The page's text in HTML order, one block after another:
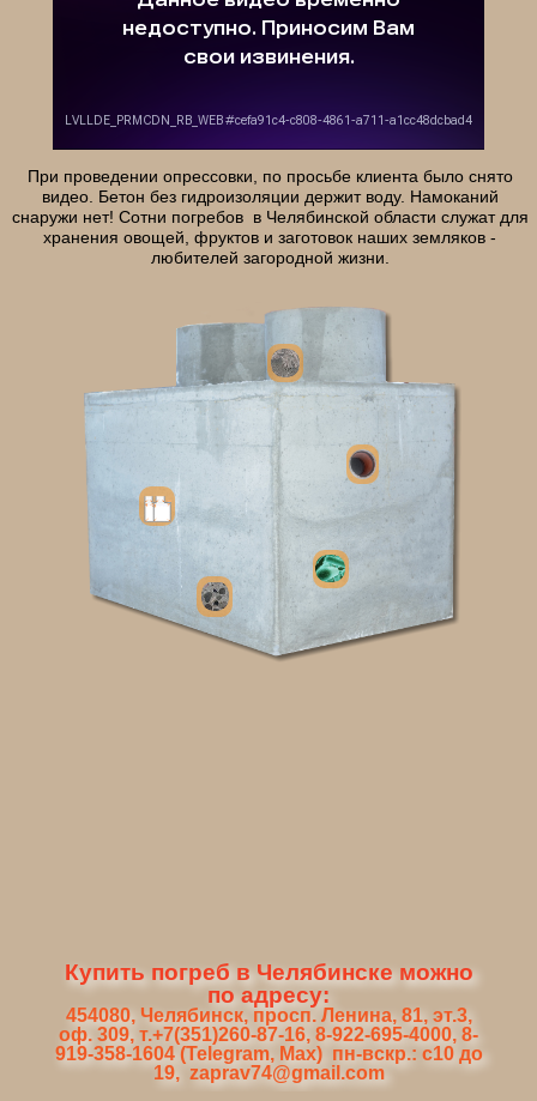
При проведении опрессовки, по просьбе клиента было снято
видео. Бетон без гидроизоляции держит воду. Намоканий
снаружи нет! Сотни погребов в Челябинской области служат для
хранения овощей, фруктов и заготовок наших земляков -
любителей загородной жизни.
Купить погреб в Челябинске можно
по адресу:
454080, Челябинск, просп. Ленина, 81, эт.3,
оф. 309, т.+7(351)260-87-16, 8-922-695-4000, 8-
919-358-1604 (Telegram, Max) пн-вскр.: с10 до
19, zaprav74@gmail.com